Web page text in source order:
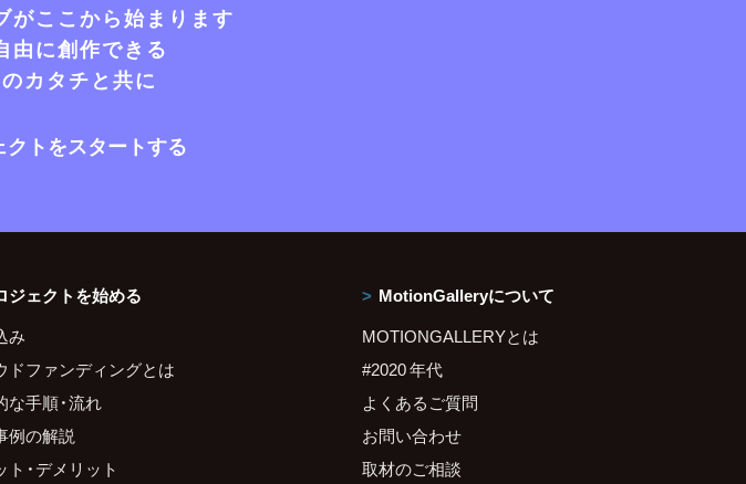
がここから始まります
由に創作できる
カタチと共に
トをスタートする
ジェクトを始める
み
ドファンディングとは
な手順・流れ
例の解説
ト・デメリット
MotionGalleryについて
MOTIONGALLERYとは
#2020 年代
よくあるご質問
お問い合わせ
取材のご相談